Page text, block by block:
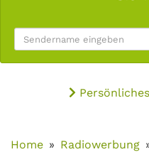
Home Radiowerbung